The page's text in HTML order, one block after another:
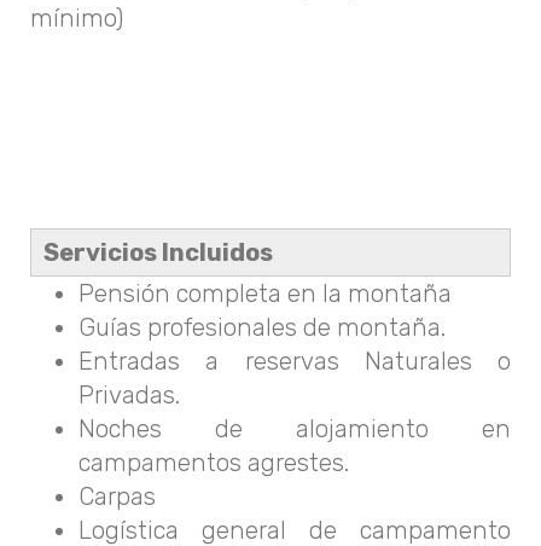
mínimo)
Servicios Incluidos
Pensión completa en la montaña
Guías profesionales de montaña.
Entradas a reservas Naturales o
Privadas.
Noches de alojamiento en
campamentos agrestes.
Carpas
Logística general de campamento